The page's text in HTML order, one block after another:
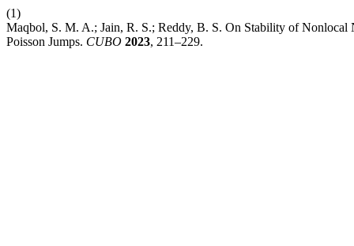
(1)
Maqbol, S. M. A.; Jain, R. S.; Reddy, B. S. On Stability of Nonlocal
Poisson Jumps. CUBO 2023, 211–229.